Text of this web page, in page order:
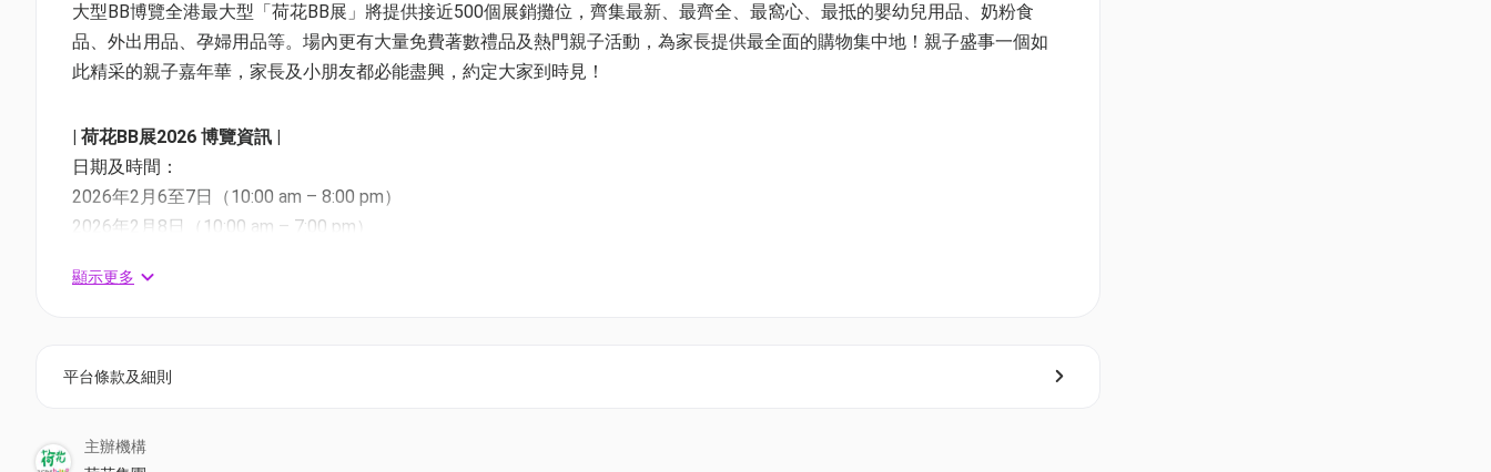
大型BB博覽全港最大型「荷花BB展」將提供接近500個展銷攤位，齊集最新、最齊全、最窩心、最抵的嬰幼兒用品、奶粉食
品、外出用品、孕婦用品等。場內更有大量免費著數禮品及熱門親子活動，為家長提供最全面的購物集中地！親子盛事一個如
此精采的親子嘉年華，家長及小朋友都必能盡興，約定大家到時見！
| 荷花BB展2026 博覽資訊 |
日期及時間：
2026年2月6至7日（10:00 am – 8:00 pm）
2026年2月8日（10:00 am – 7:00 pm）
成人：$30
博覽優惠券*：$55
顯示更多
平台條款及細則
主辦機構